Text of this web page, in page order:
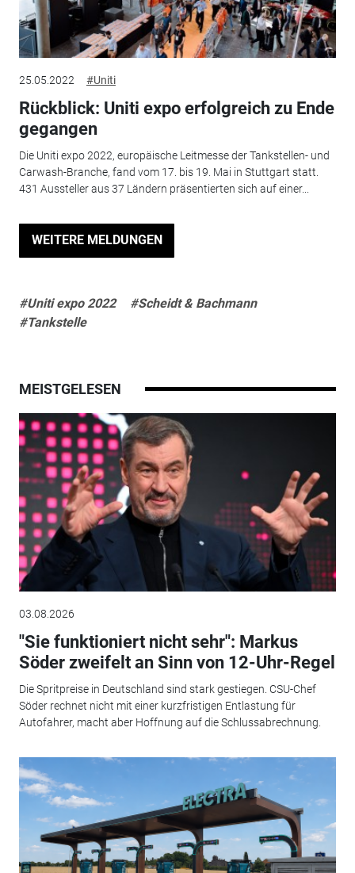
25.05.2022 #Uniti
Rückblick: Uniti expo erfolgreich zu Ende
gegangen
Die Uniti expo 2022, europäische Leitmesse der Tankstellen- und
Carwash-Branche, fand vom 17. bis 19. Mai in Stuttgart statt.
431 Aussteller aus 37 Ländern präsentierten sich auf einer...
WEITERE MELDUNGEN
#Uniti expo 2022
#Scheidt & Bachmann
#Tankstelle
MEISTGELESEN
03.08.2026
"Sie funktioniert nicht sehr": Markus
Söder zweifelt an Sinn von 12-Uhr-Regel
Die Spritpreise in Deutschland sind stark gestiegen. CSU-Chef
Söder rechnet nicht mit einer kurzfristigen Entlastung für
Autofahrer, macht aber Hoffnung auf die Schlussabrechnung.